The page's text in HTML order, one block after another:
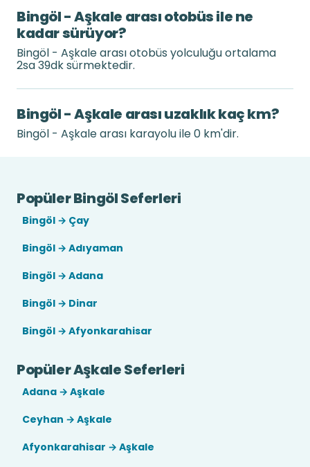
Bingöl - Aşkale arası otobüs ile ne
kadar sürüyor?
Bingöl - Aşkale arası otobüs yolculuğu ortalama
2sa 39dk sürmektedir.
Bingöl - Aşkale arası uzaklık kaç km?
Bingöl - Aşkale arası karayolu ile 0 km'dir.
Popüler Bingöl Seferleri
Bingöl → Çay
Bingöl → Adıyaman
Bingöl → Adana
Bingöl → Dinar
Bingöl → Afyonkarahisar
Popüler Aşkale Seferleri
Adana → Aşkale
Ceyhan → Aşkale
Afyonkarahisar → Aşkale